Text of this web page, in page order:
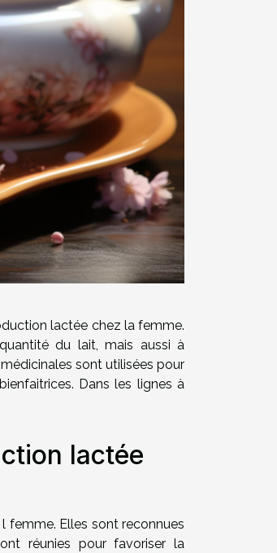
lactée chez la femme.
du lait, mais aussi à
sont utilisées pour
Dans les lignes à
lactée
femme. Elles sont reconnues
réunies pour favoriser la